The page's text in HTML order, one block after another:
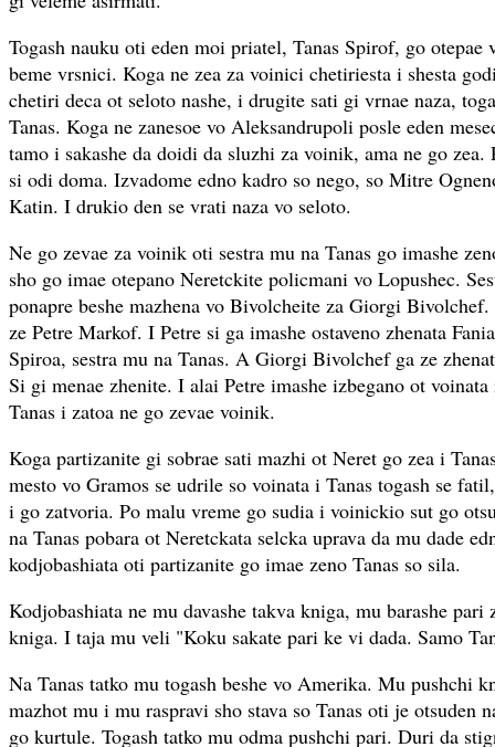
Togash nauku oti eden moi priatel, Tanas Spirof, go otepae
beme vrsnici. Koga ne zea za voinici chetiriesta i shesta
chetiri deca ot seloto nashe, i drugite sati gi vrnae naza,
Tanas. Koga ne zanesoe vo Aleksandrupoli posle eden
tamo i sakashe da doidi da sluzhi za voinik, ama ne go zea.
si odi doma. Izvadome edno kadro so nego, so Mitre
Katin. I drukio den se vrati naza vo seloto.
Ne go zevae za voinik oti sestra mu na Tanas go imashe
sho go imae otepano Neretckite policmani vo Lopushec.
ponapre beshe mazhena vo Bivolcheite za Giorgi
ze Petre Markof. I Petre si ga imashe ostaveno zhenata
Spiroa, sestra mu na Tanas. A Giorgi Bivolchef ga ze
Si gi menae zhenite. I alai Petre imashe izbegano ot
Tanas i zatoa ne go zevae voinik.
Koga partizanite gi sobrae sati mazhi ot Neret go zea i
mesto vo Gramos se udrile so voinata i Tanas togash se
i go zatvoria. Po malu vreme go sudia i voinickio sut go
na Tanas pobara ot Neretckata selcka uprava da mu dade
kodjobashiata oti partizanite go imae zeno Tanas so sila.
Kodjobashiata ne mu davashe takva kniga, mu barashe pari
kniga. I taja mu veli "Koku sakate pari ke vi dada. Samo
Na Tanas tatko mu togash beshe vo Amerika. Mu pushchi
mazhot mu i mu raspravi sho stava so Tanas oti je otsuden
go kurtule. Togash tatko mu odma pushchi pari. Duri da